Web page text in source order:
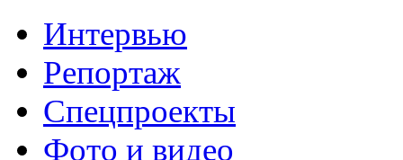
Интервью
Репортаж
Спецпроекты
Фото и видео